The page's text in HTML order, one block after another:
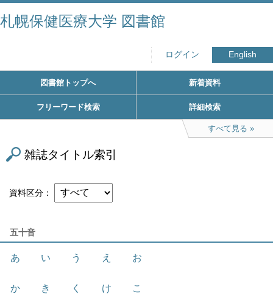
札幌保健医療大学 図書館
ログイン English
図書館トップへ 新着資料
フリーワード検索 詳細検索
すべて見る
雑誌タイトル索引
資料区分
五十音
あ い う え お
か き く け こ